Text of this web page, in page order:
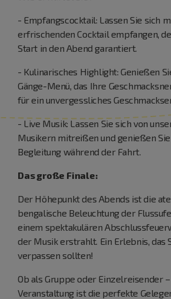
- Empfangscocktail: Lassen Sie sich
erfrischenden Cocktail empfangen,
Start in den Abend garantiert.
- Kulinarisches Highlight: Genießen
Gänge-Menü, das Ihre
für ein unvergessliches
- Live Musik: Lassen Sie sich von
Musikern mitreißen und genießen
Begleitung während der Fahrt.
Das große Finale:
Der Höhepunkt des Abends ist die
bengalische Beleuchtung der
einem spektakulären
der Musik erstrahlt. Ein Erlebnis, das
verpassen sollten!
Ob als Gruppe oder Einzelreisender
Veranstaltung ist die perfekte